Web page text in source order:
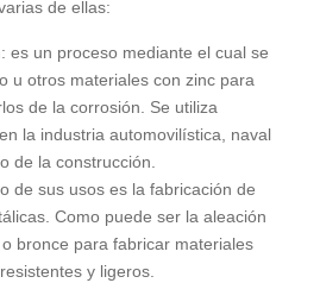
de ellas:
: es un proceso mediante el cual se
u otros materiales con zinc para
de la corrosión. Se utiliza
la industria automovilística, naval
o de la construcción.
de sus usos es la fabricación de
Como puede ser la aleación
bronce para fabricar materiales
resistentes y ligeros.